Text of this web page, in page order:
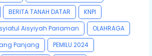
BERITA TANAH DATAR
KNPI
Aisyiyah Pariaman
OLAHRAGA
Panjang
PEMILU 2024